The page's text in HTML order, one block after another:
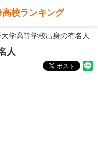
校ランキング
大学高等学校出身の有名人
人